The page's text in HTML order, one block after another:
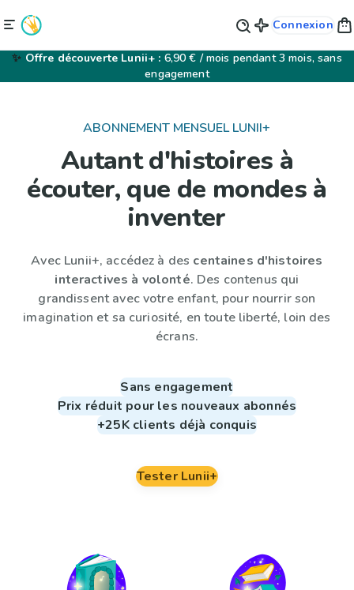
Connexion
✨ Offre découverte Lunii+ : 6,90 € / mois pendant 3 mois, sans
engagement
ABONNEMENT MENSUEL LUNII+
Autant d'histoires à
écouter, que de mondes à
inventer
Avec Lunii+, accédez à des centaines d'histoires
interactives à volonté. Des contenus qui
grandissent avec votre enfant, pour nourrir son
imagination et sa curiosité, en toute liberté, loin des
écrans.
Sans engagement
Prix réduit pour les nouveaux abonnés
+25K clients déjà conquis
Tester Lunii+